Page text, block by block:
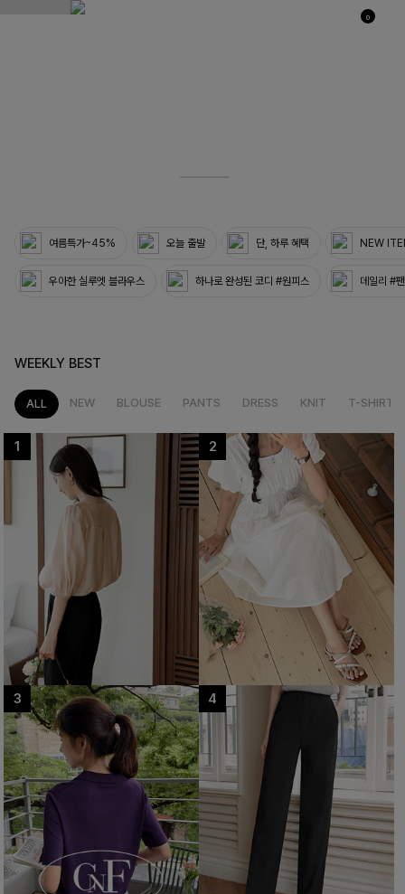
0
여름특가~45% 오늘 출발 단, 하루 혜택 NEW
우아한 실루엣 블라우스 하나로 완성된 코디 #원피스 데일리 #
WEEKLY BEST
ALL NEW BLOUSE PANTS DRESS KNIT T-SHIRT